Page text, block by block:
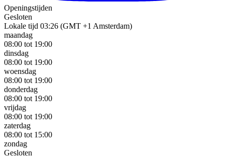
Openingstijden
Gesloten
Lokale tijd 03:26 (GMT +1 Amsterdam)
maandag
08:00 tot 19:00
dinsdag
08:00 tot 19:00
woensdag
08:00 tot 19:00
donderdag
08:00 tot 19:00
vrijdag
08:00 tot 19:00
zaterdag
08:00 tot 15:00
zondag
Gesloten